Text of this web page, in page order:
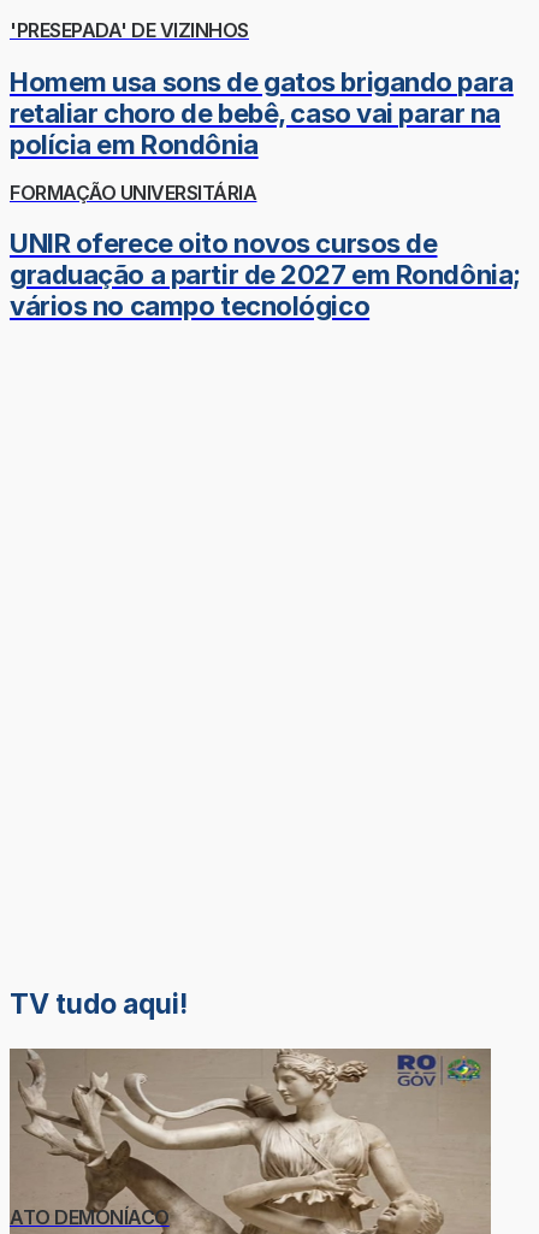
'PRESEPADA' DE VIZINHOS
Homem usa sons de gatos brigando para
retaliar choro de bebê, caso vai parar na
polícia em Rondônia
FORMAÇÃO UNIVERSITÁRIA
UNIR oferece oito novos cursos de
graduação a partir de 2027 em Rondônia;
vários no campo tecnológico
TV tudo aqui!
ATO DEMONÍACO